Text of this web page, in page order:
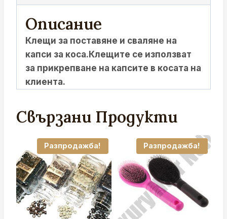
Описание
Клещи за поставяне и сваляне на
капси за коса.Клещите се използват
за прикрепване на капсите в косата на
клиента.
Свързани Продукти
Разпродажба! Разпродажба!